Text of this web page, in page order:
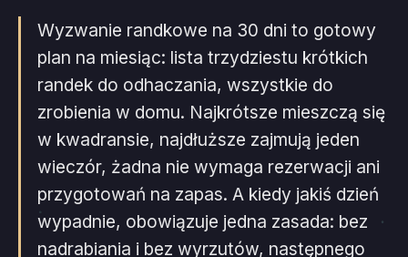
Wyzwanie randkowe na 30 dni to gotowy
plan na miesiąc: lista trzydziestu krótkich
randek do odhaczania, wszystkie do
zrobienia w domu. Najkrótsze mieszczą się
w kwadransie, najdłuższe zajmują jeden
wieczór, żadna nie wymaga rezerwacji ani
przygotowań na zapas. A kiedy jakiś dzień
wypadnie, obowiązuje jedna zasada: bez
nadrabiania i bez wyrzutów, następnego